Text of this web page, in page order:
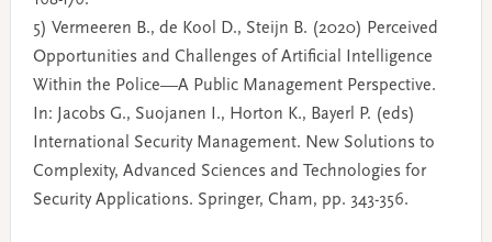
5) Vermeeren B., de Kool D., Steijn B. (2020) Perceived
Opportunities and Challenges of Artificial Intelligence
Within the Police—A Public Management Perspective.
In: Jacobs G., Suojanen I., Horton K., Bayerl P. (eds)
International Security Management. New Solutions to
Complexity, Advanced Sciences and Technologies for
Security Applications. Springer, Cham, pp. 343-356.